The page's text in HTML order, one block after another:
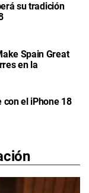
su tradición
Spain Great
en la
con el iPhone 18